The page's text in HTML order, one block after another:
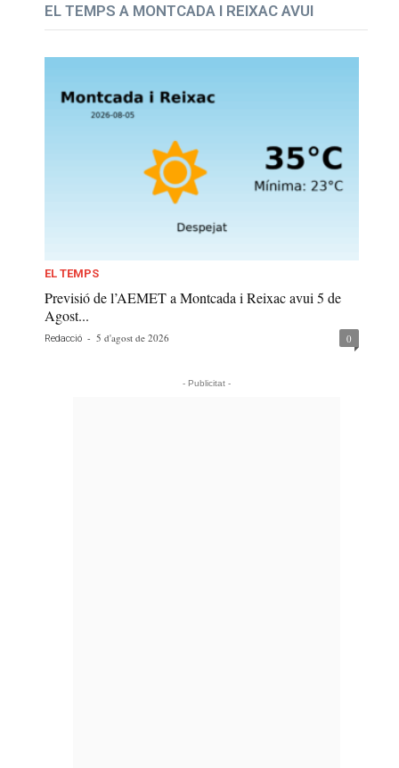
EL TEMPS A MONTCADA I REIXAC AVUI
EL TEMPS
Previsió de l’AEMET a Montcada i Reixac avui 5 de
Agost...
Redacció - 5 d'agost de 2026 0
- Publicitat -